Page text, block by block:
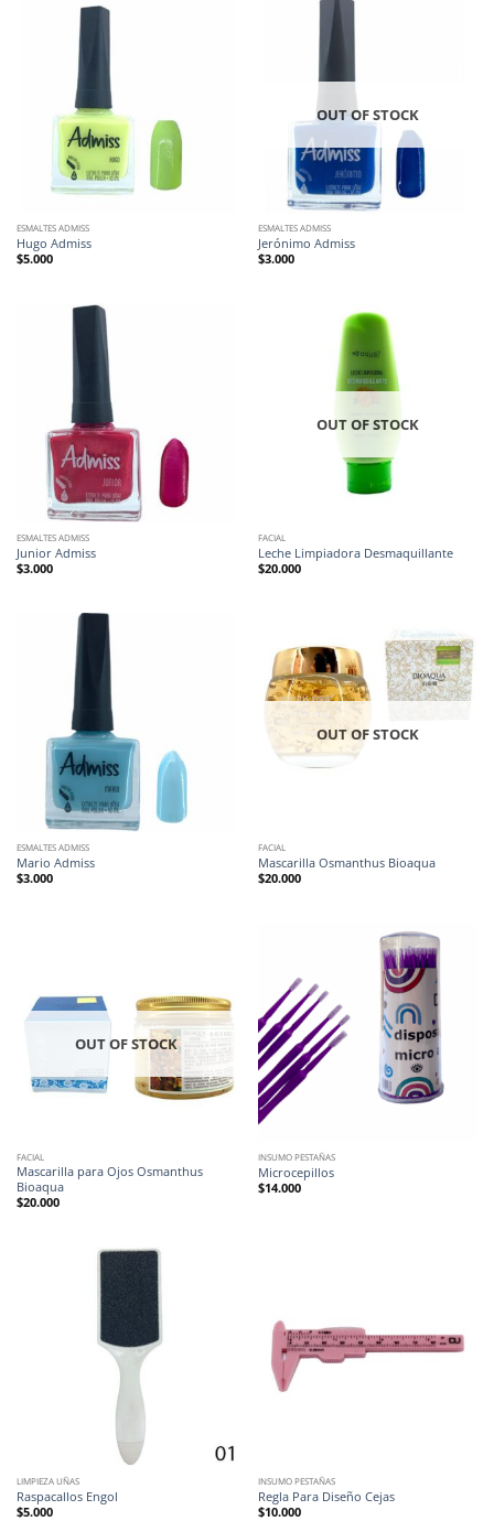
ESMALTES ADMISS
Hugo Admiss
$5.000
OUT OF STOCK
ESMALTES ADMISS
Jerónimo Admiss
$3.000
ESMALTES ADMISS
Junior Admiss
$3.000
OUT OF STOCK
FACIAL
Leche Limpiadora Desmaquillante
$20.000
ESMALTES ADMISS
Mario Admiss
$3.000
OUT OF STOCK
FACIAL
Mascarilla Osmanthus Bioaqua
$20.000
OUT OF STOCK
FACIAL
Mascarilla para Ojos Osmanthus
Bioaqua
$20.000
INSUMO PESTAÑAS
Microcepillos
$14.000
LIMPIEZA UÑAS
Raspacallos Engol
$5.000
INSUMO PESTAÑAS
Regla Para Diseño Cejas
$10.000